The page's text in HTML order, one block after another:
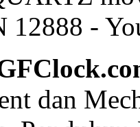
12888 -
dan